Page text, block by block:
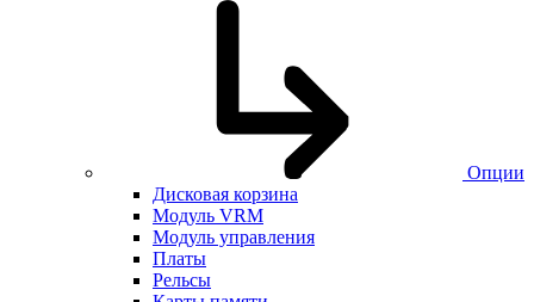
Опции
Дисковая корзина
Модуль VRM
Модуль управления
Платы
Рельсы